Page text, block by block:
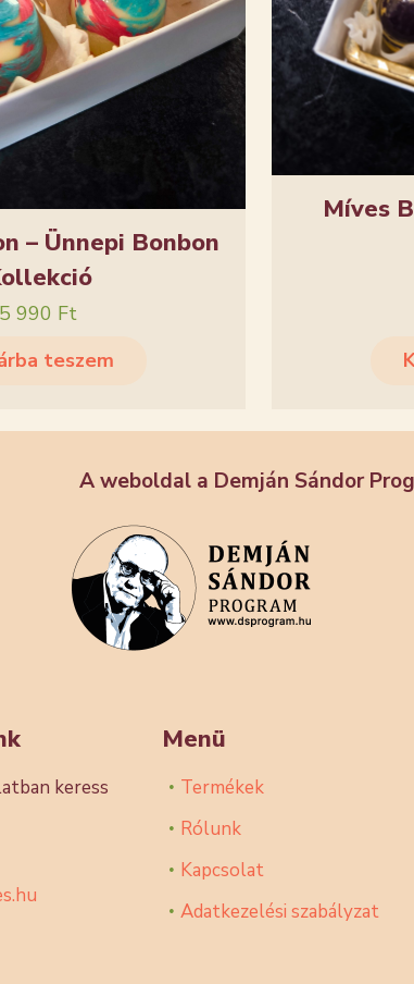
– Ünnepi Bonbon
5 990 Ft
teszem
Míves
A weboldal a Demján Sándor
keress
Menü
Termékek
Rólunk
Kapcsolat
Adatkezelési szabályzat